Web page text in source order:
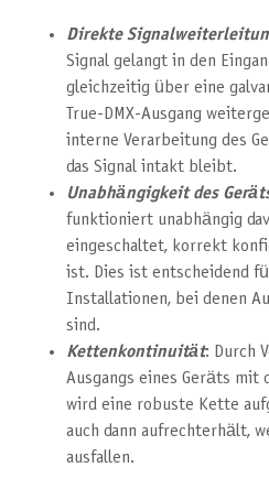
Direkte
Signal gelangt in den
gleichzeitig über eine
True-DMX-Ausgang
interne Verarbeitung des
das Signal intakt bleibt.
Unabhängigkeit des
funktioniert unabhängig
eingeschaltet, korrekt
ist. Dies ist entscheidend
Installationen, bei denen
sind.
Kettenkontinuität: Durch
Ausgangs eines Geräts mit
wird eine robuste Kette
auch dann aufrechterhält,
ausfallen.